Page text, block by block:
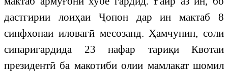
дастгирии лоиҳаи Ҷопон дар ин мактаб 8
синфхонаи иловагӣ месозанд. Ҳамчунин, соли
сипаригардида 23 нафар тариқи Квотаи
президентӣ ба макотиби олии мамлакат шомил